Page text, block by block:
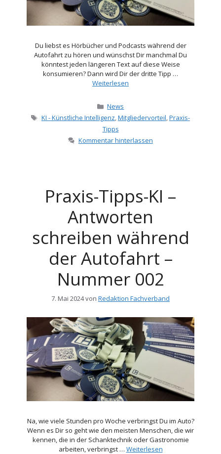
Du liebst es Hörbücher und Podcasts während der
Autofahrt zu hören und wünschst Dir manchmal Du
könntest jeden längeren Text auf diese Weise
konsumieren? Dann wird Dir der dritte Tipp …
Weiterlesen
Kategorien
News
Schlagwörter
KI - Künstliche Intelligenz,Mitgliedervorteil,Praxis-
Tipps
Kommentar hinterlassen
Praxis-Tipps-KI –
Antworten
schreiben während
der Autofahrt –
Nummer 002
7. Mai 2024von Redaktion Fachverband
Na, wie viele Stunden pro Woche verbringst Du im Auto?
Wenn es Dir so geht wie den meisten Menschen, die wir
kennen, die in der Schanktechnik oder Gastronomie
arbeiten, verbringst … Weiterlesen